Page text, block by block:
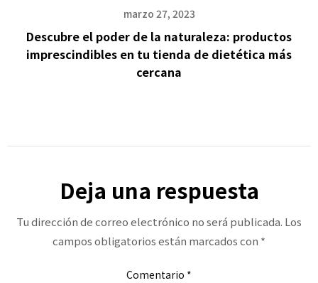
marzo 27, 2023
Descubre el poder de la naturaleza: productos
imprescindibles en tu tienda de dietética más
cercana
Deja una respuesta
Tu dirección de correo electrónico no será publicada. Los
campos obligatorios están marcados con *
Comentario *